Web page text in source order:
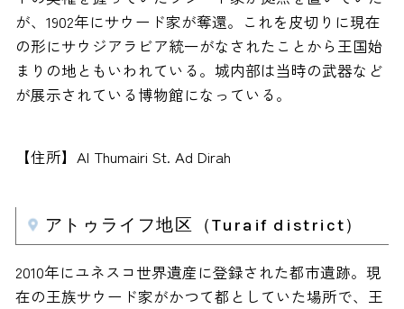
が、1902年にサウード家が奪還。これを皮切りに現在
の形にサウジアラビア統一がなされたことから王国始
まりの地ともいわれている。城内部は当時の武器など
が展示されている博物館になっている。
【住所】Al Thumairi St. Ad Dirah
アトゥライフ地区（Turaif district）
2010年にユネスコ世界遺産に登録された都市遺跡。現
在の王族サウード家がかつて都としていた場所で、王